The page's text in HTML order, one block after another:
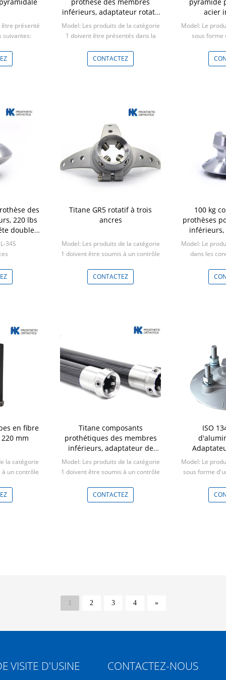
présenté
suivantes:
inférieurs, adaptateur rotatif
à quatre branches.
Model: Les produits de la catégorie
1 doivent être présentés dans la
Min: 5 pièces
CONTACTEZ
acier
Model: Le
sous forme
des
220 lbs
double
34S
Titane GR5 rotatif à trois
ancres
Model: Les produits de la catégorie
1 doivent être soumis à un contrôle
Min: 5 pièces
CONTACTEZ
100 kg
prothèses
prise
Model: Le
dans les
en fibre
mm
la catégorie
un contrôle
Titane composants
prothétiques des membres
inférieurs, adaptateur de
pylône en fibre de carbone
prothétique de 420 mm
Model: Les produits de la catégorie
1 doivent être soumis à un contrôle
Min: 5 pièces
CONTACTEZ
ISO
Model: Le
sous forme
1 2 3 4 »
VISITE D'USINE CONTACTEZ-NOUS